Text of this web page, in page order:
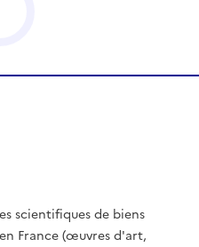
scientifiques de biens
France (œuvres d'art,